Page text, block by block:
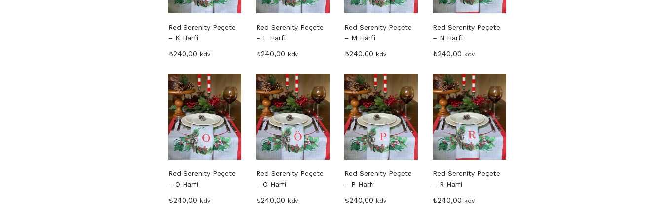
Red Serenity Peçete
– K Harfi
₺240,00 kdv
Red Serenity Peçete
– L Harfi
₺240,00 kdv
Red Serenity Peçete
– M Harfi
₺240,00 kdv
Red Serenity Peçete
– N Harfi
₺240,00 kdv
Red Serenity Peçete
– O Harfi
₺240,00 kdv
Red Serenity Peçete
– Ö Harfi
₺240,00 kdv
Red Serenity Peçete
– P Harfi
₺240,00 kdv
Red Serenity Peçete
– R Harfi
₺240,00 kdv